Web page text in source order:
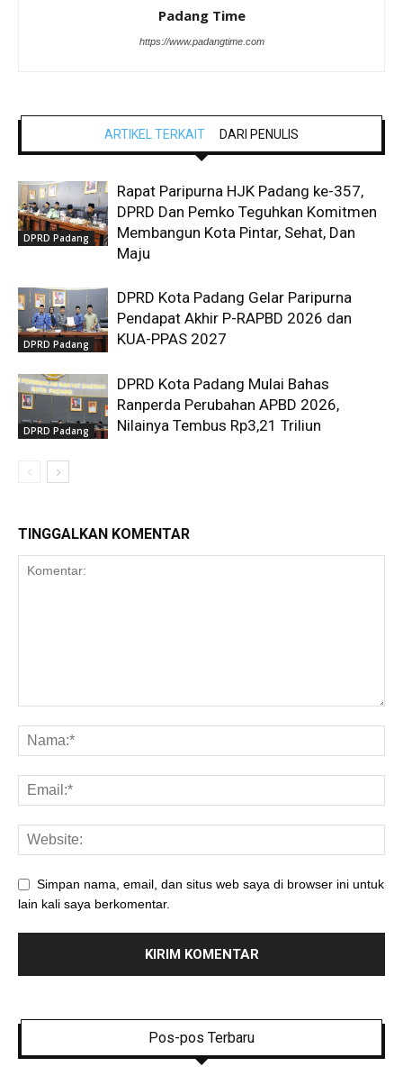
Padang Time
https://www.padangtime.com
ARTIKEL TERKAIT DARI PENULIS
DPRD Padang
Rapat Paripurna HJK Padang ke-357,
DPRD Dan Pemko Teguhkan Komitmen
Membangun Kota Pintar, Sehat, Dan
Maju
DPRD Padang
DPRD Kota Padang Gelar Paripurna
Pendapat Akhir P-RAPBD 2026 dan
KUA-PPAS 2027
DPRD Padang
DPRD Kota Padang Mulai Bahas
Ranperda Perubahan APBD 2026,
Nilainya Tembus Rp3,21 Triliun
TINGGALKAN KOMENTAR
Simpan nama, email, dan situs web saya di browser ini untuk
lain kali saya berkomentar.
Pos-pos Terbaru